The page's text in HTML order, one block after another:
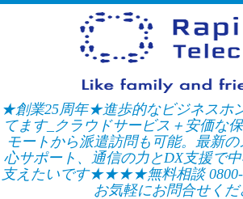
Skip
★創業25周年★進歩的なビジネスホ
てます_クラウドサービス＋安価な
モートから派遣訪問も可能。最新
心サポート、通信の力とDX支援で
支えたいです★★★★無料相談 0800-
お気軽にお問合せくだ